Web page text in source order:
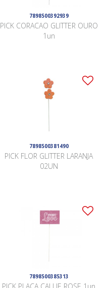
7898500392939
PICK CORACAO GLITTER OURO
1un
7898500381490
PICK FLOR GLITTER LARANJA
02UN
7898500385313